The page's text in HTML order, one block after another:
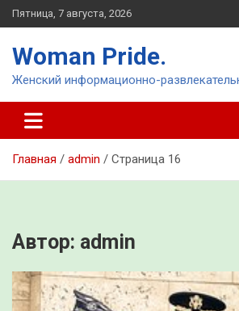
Перейти
к
Пятница, 7 августа, 2026
Woman Pride.
Женский информационно-
Главная admin Страница 16
Автор: admin